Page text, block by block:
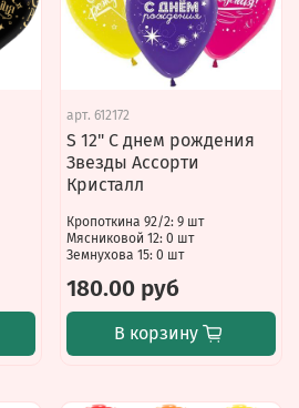
арт. 612172
S 12" С днем рождения
Звезды Ассорти
Кристалл
Кропоткина 92/2: 9 шт
Мясниковой 12: 0 шт
Земнухова 15: 0 шт
180.00 руб
В корзину